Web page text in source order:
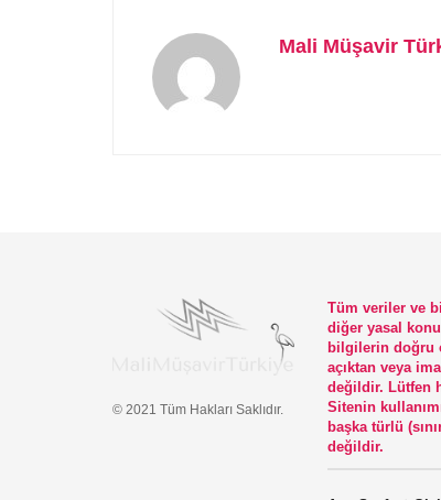
Mali Müşavir
© 2021 Tüm Hakları Saklıdır.
Tüm veriler ve
diğer yasal
bilgilerin doğru
açıktan veya
değildir. Lütfen
Sitenin
başka türlü
değildir.